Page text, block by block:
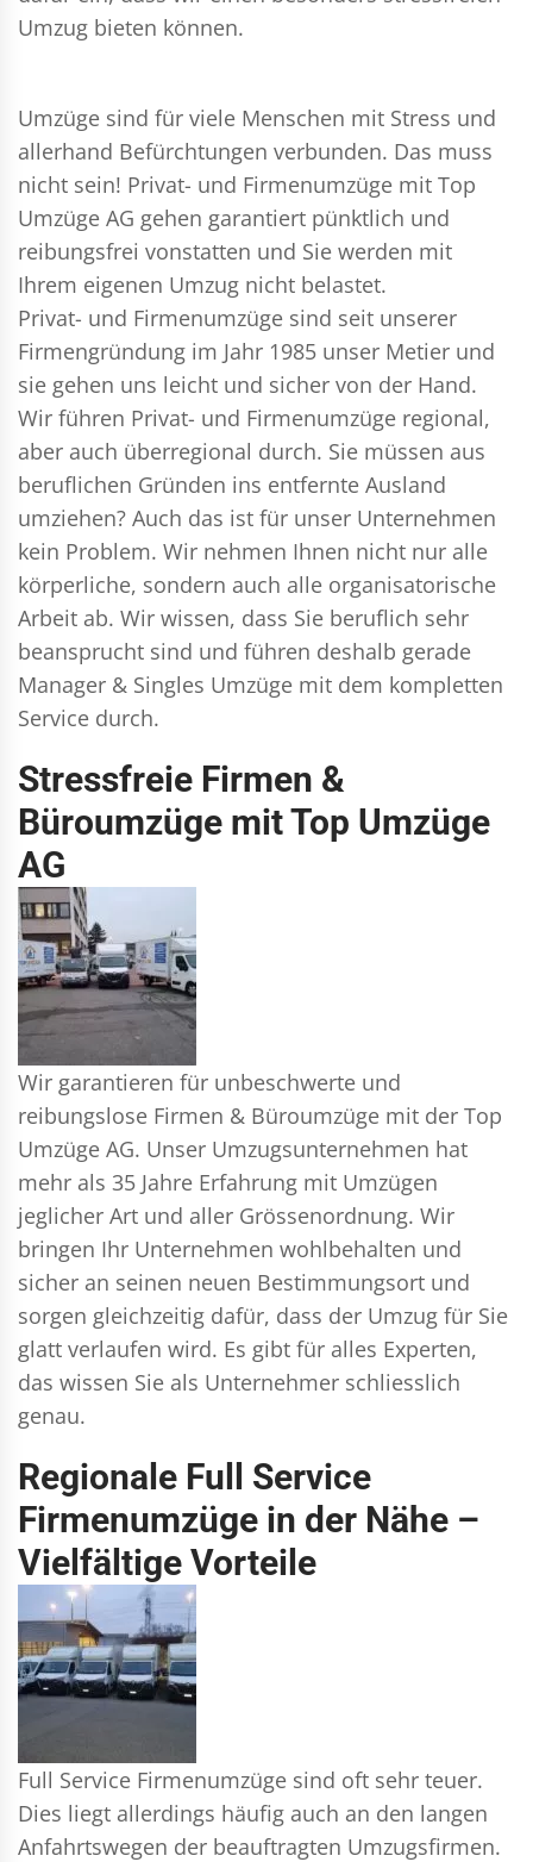
Umzug bieten können.
Umzüge sind für viele Menschen mit Stress und
allerhand Befürchtungen verbunden. Das muss
nicht sein! Privat- und Firmenumzüge mit Top
Umzüge AG gehen garantiert pünktlich und
reibungsfrei vonstatten und Sie werden mit
Ihrem eigenen Umzug nicht belastet.
Privat- und Firmenumzüge sind seit unserer
Firmengründung im Jahr 1985 unser Metier und
sie gehen uns leicht und sicher von der Hand.
Wir führen Privat- und Firmenumzüge regional,
aber auch überregional durch. Sie müssen aus
beruflichen Gründen ins entfernte Ausland
umziehen? Auch das ist für unser Unternehmen
kein Problem. Wir nehmen Ihnen nicht nur alle
körperliche, sondern auch alle organisatorische
Arbeit ab. Wir wissen, dass Sie beruflich sehr
beansprucht sind und führen deshalb gerade
Manager & Singles Umzüge mit dem kompletten
Service durch.
Stressfreie Firmen &
Büroumzüge mit Top Umzüge
AG
Wir garantieren für unbeschwerte und
reibungslose Firmen & Büroumzüge mit der Top
Umzüge AG. Unser Umzugsunternehmen hat
mehr als 35 Jahre Erfahrung mit Umzügen
jeglicher Art und aller Grössenordnung. Wir
bringen Ihr Unternehmen wohlbehalten und
sicher an seinen neuen Bestimmungsort und
sorgen gleichzeitig dafür, dass der Umzug für Sie
glatt verlaufen wird. Es gibt für alles Experten,
das wissen Sie als Unternehmer schliesslich
genau.
Regionale Full Service
Firmenumzüge in der Nähe –
Vielfältige Vorteile
Full Service Firmenumzüge sind oft sehr teuer.
Dies liegt allerdings häufig auch an den langen
Anfahrtswegen der beauftragten Umzugsfirmen.